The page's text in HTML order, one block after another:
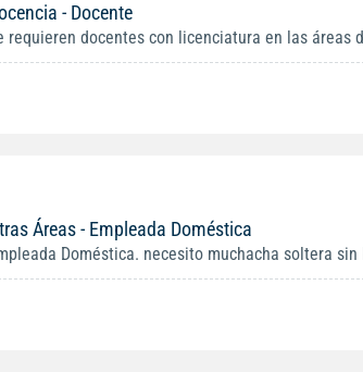
- Docente
requieren docentes con licenciatura en las áreas
Áreas - Empleada Doméstica
Doméstica. necesito muchacha soltera